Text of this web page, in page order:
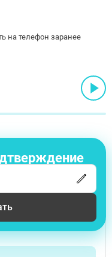
на телефон заранее